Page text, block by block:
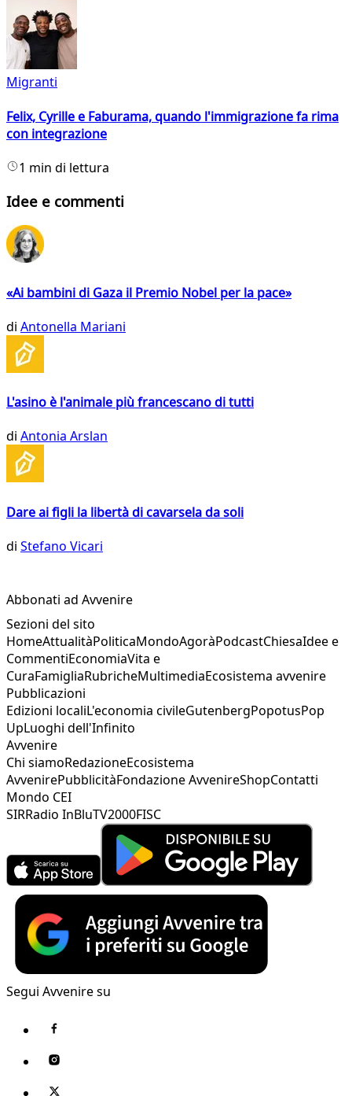
Migranti
Felix, Cyrille e Faburama, quando l'immigrazione fa rima
con integrazione
1 min di lettura
Idee e commenti
«Ai bambini di Gaza il Premio Nobel per la pace»
di Antonella Mariani
L'asino è l'animale più francescano di tutti
di Antonia Arslan
Dare ai figli la libertà di cavarsela da soli
di Stefano Vicari
Abbonati ad Avvenire
Sezioni del sito
HomeAttualitàPoliticaMondoAgoràPodcastChiesaIdee e
CommentiEconomiaVita e
CuraFamigliaRubricheMultimediaEcosistema avvenire
Pubblicazioni
Edizioni localiL'economia civileGutenbergPopotusPop
UpLuoghi dell'Infinito
Avvenire
Chi siamoRedazioneEcosistema
AvvenirePubblicitàFondazione AvvenireShopContatti
Mondo CEI
SIRRadio InBluTV2000FISC
Segui Avvenire su